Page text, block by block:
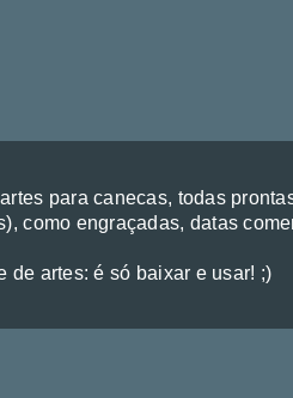
para canecas, todas
como engraçadas, datas
artes: é só baixar e usar! ;)